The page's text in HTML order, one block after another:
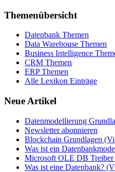
Themenübersicht
Datenbank Themen
Data Warehouse Themen
Business Intelligence
CRM Themen
ERP Themen
Alle Lexikon Einträge
Neue Artikel
Datenmodellierung
Newsletter abonnieren
Blockchain Grundlagen
Was ist ein
Microsoft OLE DB Treiber
Was ist eine Datenbank?